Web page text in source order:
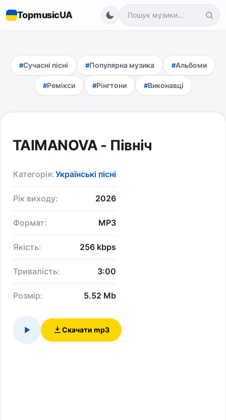
TopmusicUA
Сучасні пісні Популярна музика Альбоми
Ремікси Рінгтони Виконавці
TAIMANOVA - Північ
Категорія:Українські пісні
Рік виходу: 2026
Формат: MP3
Якість: 256 kbps
Тривалість: 3:00
Розмір: 5.52 Mb
Скачати mp3